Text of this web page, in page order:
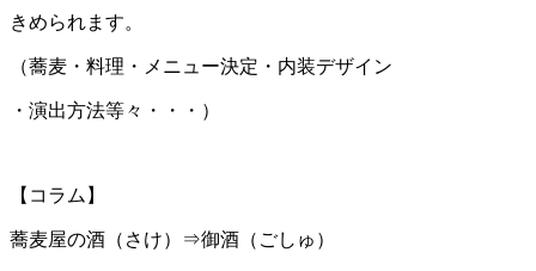
きめられます。
（蕎麦・料理・メニュー決定・内装デザイン
・演出方法等々・・・）
【コラム】
蕎麦屋の酒（さけ）⇒御酒（ごしゅ）